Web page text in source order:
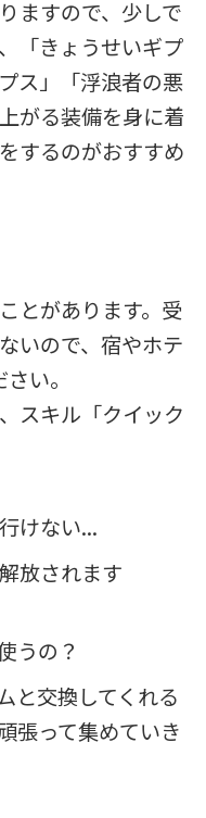
ますので、少しで
「きょうせいギプ
ス」「浮浪者の悪
がる装備を身に着
するのがおすすめ
とがあります。受
いので、宿やホテ
い。
スキル「クイック
けない...
放されます
うの？
と交換してくれる
張って集めていき